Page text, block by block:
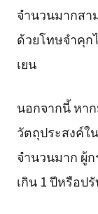
จำนวนมากสา
ด้วยโทษจำคุก
เยน
นอกจากนี้ หา
วัตถุประสงค์ใ
จำนวนมาก ผู้
เกิน 1 ปีหรือป